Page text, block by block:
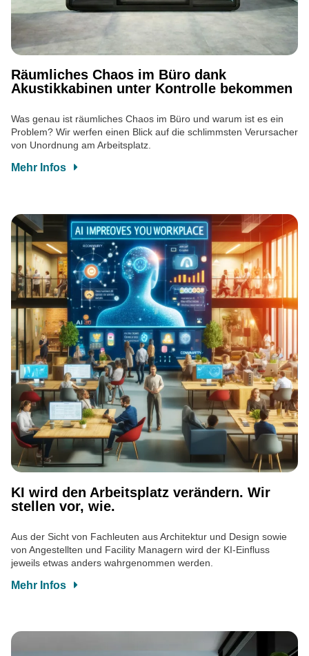
Räumliches Chaos im Büro dank
Akustikkabinen unter Kontrolle bekommen
Was genau ist räumliches Chaos im Büro und warum ist es ein
Problem? Wir werfen einen Blick auf die schlimmsten Verursacher
von Unordnung am Arbeitsplatz.
Mehr Infos
KI wird den Arbeitsplatz verändern. Wir
stellen vor, wie.
Aus der Sicht von Fachleuten aus Architektur und Design sowie
von Angestellten und Facility Managern wird der KI-Einfluss
jeweils etwas anders wahrgenommen werden.
Mehr Infos